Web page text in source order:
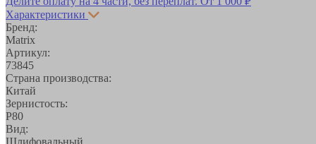
Характеристики
Бренд:
Matrix
Артикул:
73845
Страна производства:
Китай
Зернистость:
Р80
Вид:
Шлифовальный